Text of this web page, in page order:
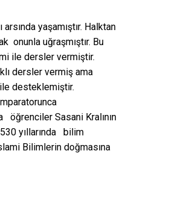
yaşamıştır. Halktan
onunla uğraşmıştır. Bu
ile dersler vermiştir.
dersler vermiş ama
desteklemiştir.
öğrenciler Sasani Kralının
yıllarında bilim
Bilimlerin doğmasına